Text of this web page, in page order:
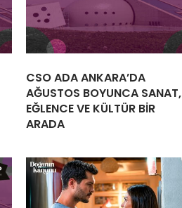
CSO ADA ANKARA’DA
AĞUSTOS BOYUNCA SANAT,
EĞLENCE VE KÜLTÜR BİR
ARADA